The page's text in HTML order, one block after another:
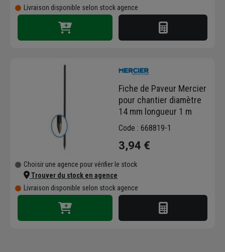
Livraison disponible selon stock agence
Fiche de Paveur Mercier
pour chantier diamètre
14 mm longueur 1 m
Code : 668819-1
3,94 €
Choisir une agence pour vérifier le stock
Trouver du stock en agence
Livraison disponible selon stock agence